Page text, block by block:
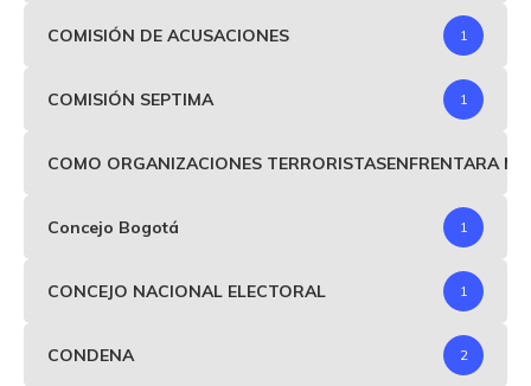
COMISIÓN DE ACUSACIONES 1
COMISIÓN SEPTIMA 1
COMO ORGANIZACIONES TERRORISTASENFRENTARA
Concejo Bogotá 1
CONCEJO NACIONAL ELECTORAL 1
CONDENA 2